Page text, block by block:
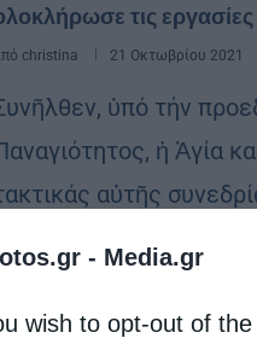
- Media.gr
wish to opt-out of
τις
christina 21 Οκτωβρίου 2021
ὑπό τήν
ἡ Ἁγία
αὐτῆς